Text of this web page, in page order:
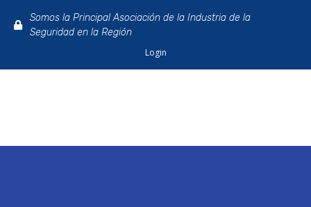
Somos la Principal Asociación de la Industria de la
Seguridad en la Región
Login